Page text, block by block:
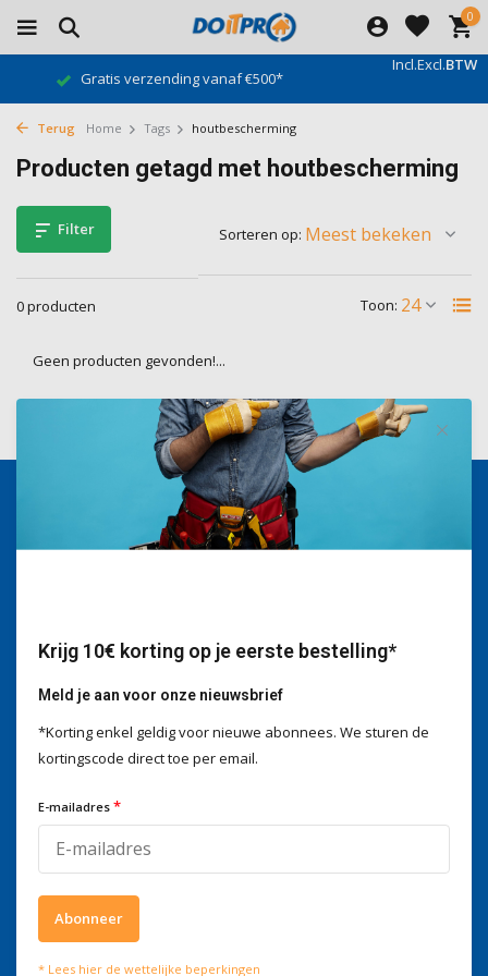
0
Incl.Excl.BTW
Gratis verzending vanaf €500*
Terug Home Tags houtbescherming
Producten getagd met houtbescherming
Filter
0 producten Toon:
Sorteren op:
Geen producten gevonden!...
Wij helpen je graag
+3278250650
Wat onze klanten zeggen
4 / 5
Volg ons
Meld je aan voor onze nieuwsbrief
Krijg 10€ korting op je eerste bestelling*
Meld je aan voor onze nieuwsbrief
*Korting enkel geldig voor nieuwe abonnees. We sturen de
kortingscode direct toe per email.
E-mailadres *
Abonneer
* Lees hier de wettelijke beperkingen